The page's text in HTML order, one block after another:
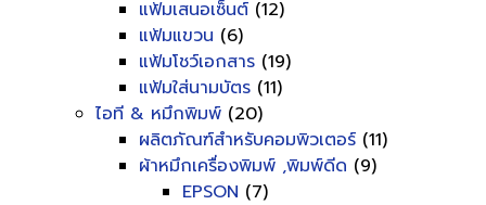
แฟ้มเสนอเซ็นต์ (12)
แฟ้มแขวน (6)
แฟ้มโชว์เอกสาร (19)
แฟ้มใส่นามบัตร (11)
ไอที & หมึกพิมพ์ (20)
ผลิตภัณฑ์สำหรับคอมพิวเตอร์ (11)
ผ้าหมึกเครื่องพิมพ์ ,พิมพ์ดีด (9)
EPSON (7)